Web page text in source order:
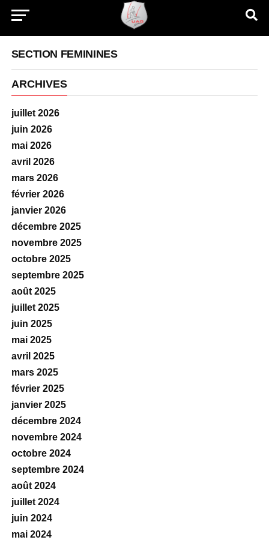
SECTION FEMININES
ARCHIVES
juillet 2026
juin 2026
mai 2026
avril 2026
mars 2026
février 2026
janvier 2026
décembre 2025
novembre 2025
octobre 2025
septembre 2025
août 2025
juillet 2025
juin 2025
mai 2025
avril 2025
mars 2025
février 2025
janvier 2025
décembre 2024
novembre 2024
octobre 2024
septembre 2024
août 2024
juillet 2024
juin 2024
mai 2024